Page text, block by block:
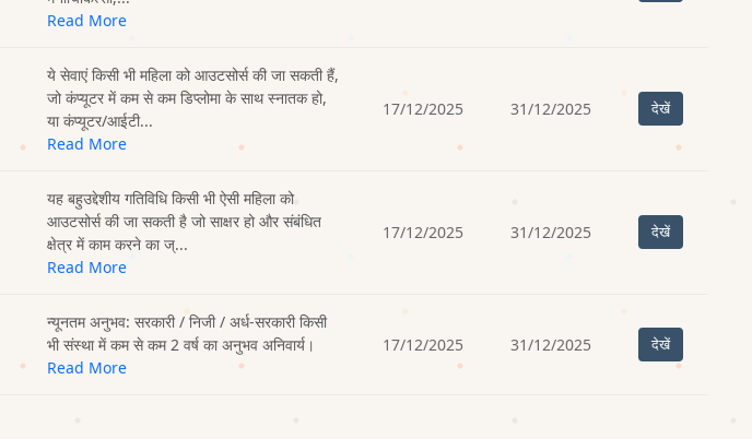
Read More
ये सेवाएं किसी भी महिला को आउटसोर्स की जा सकती हैं,
जो कंप्यूटर में कम से कम डिप्लोमा के साथ स्नातक हो,
या कंप्यूटर/आईटी...
Read More
17/12/2025 31/12/2025 देखें
यह बहुउद्देशीय गतिविधि किसी भी ऐसी महिला को
आउटसोर्स की जा सकती है जो साक्षर हो और संबंधित
क्षेत्र में काम करने का ज्...
Read More
17/12/2025 31/12/2025 देखें
न्यूनतम अनुभव: सरकारी / निजी / अर्ध-सरकारी किसी
भी संस्था में कम से कम 2 वर्ष का अनुभव अनिवार्य।
Read More
17/12/2025 31/12/2025 देखें